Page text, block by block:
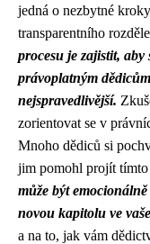
jedná o nezbytné
transparentního
procesu je zajistit, aby
právoplatným
nejspravedlivější.
zorientovat se v
Mnoho dědiců si
jim pomohl projít
může být
novou kapitolu ve
a na to, jak vám